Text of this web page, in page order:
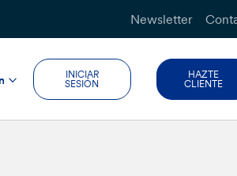
Newsletter
INICIAR
SESIÓN
HAZTE
CLIENTE